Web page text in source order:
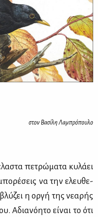
στον Βα­σί­λη Λα­μπρό­που­λο
πε­τρώ­μα­τα κυ­λά­ει
να την ελευ­θε­
η ορ­γή της νε­α­ρής
Αδια­νό­η­το εί­ναι το ότι